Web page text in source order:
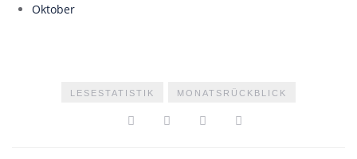
Oktober
LESESTATISTIK MONATSRÜCKBLICK